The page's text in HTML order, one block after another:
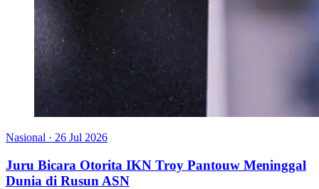
Nasional · 26 Jul 2026
Juru Bicara Otorita IKN Troy Pantouw Meninggal
Dunia di Rusun ASN